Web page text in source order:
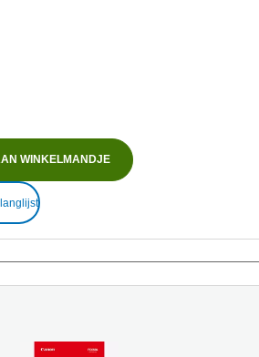
WINKELMANDJE